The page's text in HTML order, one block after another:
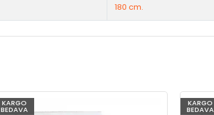
180 cm.
KARGO
BEDAVA
KARGO
BEDAVA